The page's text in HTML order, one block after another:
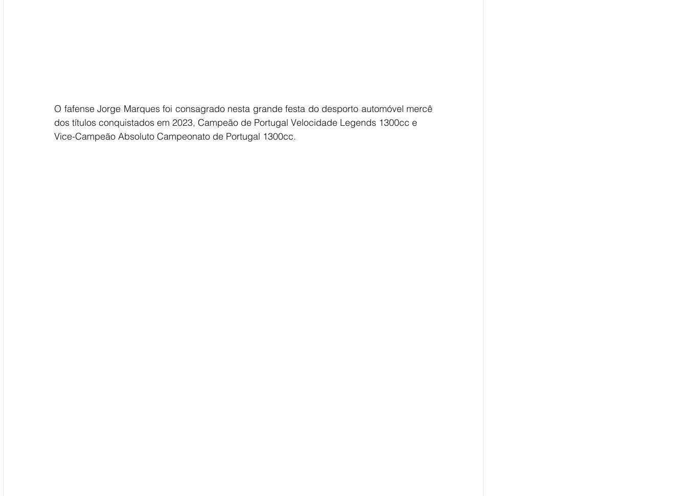
O fafense Jorge Marques foi consagrado nesta grande festa do desporto automóvel mercê
dos títulos conquistados em 2023, Campeão de Portugal Velocidade Legends 1300cc e
Vice-Campeão Absoluto Campeonato de Portugal 1300cc.